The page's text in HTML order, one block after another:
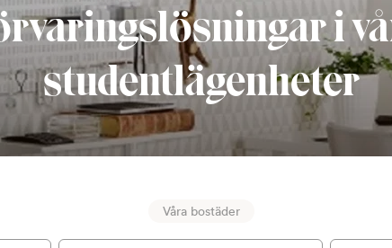
i
studentlägenheter
Våra bostäder